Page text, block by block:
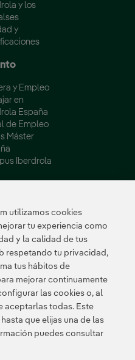
y los
y
y Empleo
en
España
de Empleo
Máster
Iberdrola
utilizamos cookies
tu experiencia como
y la calidad de tus
respetando tu privacidad,
tus hábitos de
mejorar continuamente
las cookies o, al
aceptarlas todas. Este
que elijas una de las
puedes consultar